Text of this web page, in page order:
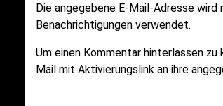
Die angegebene E-Mail-Adresse
Benachrichtigungen verwendet.
Um einen Kommentar hinterlassen
Mail mit Aktivierungslink an ihre